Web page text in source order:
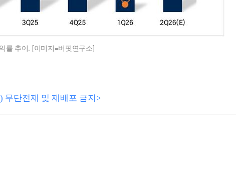
률 추이. [이미지=버핏연구소]
무단전재 및 재배포 금지>